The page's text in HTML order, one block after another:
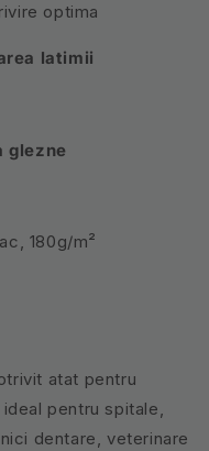
optima
latimii
glezne
180g/m²
atat pentru
pentru spitale,
dentare, veterinare